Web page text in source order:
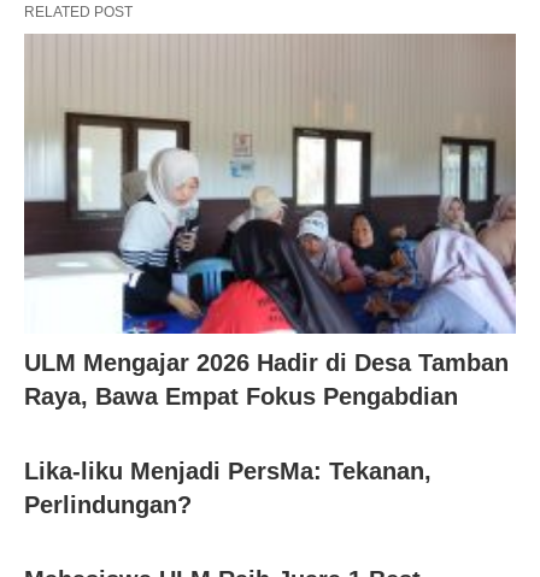
RELATED POST
ULM Mengajar 2026 Hadir di Desa Tamban
Raya, Bawa Empat Fokus Pengabdian
Lika-liku Menjadi PersMa: Tekanan,
Perlindungan?